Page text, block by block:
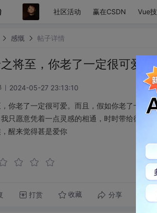
社区活动 赢在CSDN Vue
感慨 帖子详情
将至，你老了一定很可爱。
2024-05-27 23:13:10
你老了一定很可爱。而且，假如你老了十岁
只愿意凭着一点灵感的相通，时时带给彼此
醒来觉得甚是爱你
打赏 收藏 分享